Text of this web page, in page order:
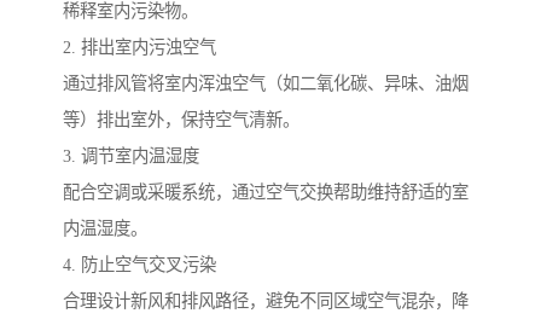
稀释室内污染物。
2. 排出室内污浊空气
通过排风管将室内浑浊空气（如二氧化碳、异味、油烟
等）排出室外，保持空气清新。
3. 调节室内温湿度
配合空调或采暖系统，通过空气交换帮助维持舒适的室
内温湿度。
4. 防止空气交叉污染
合理设计新风和排风路径，避免不同区域空气混杂，降